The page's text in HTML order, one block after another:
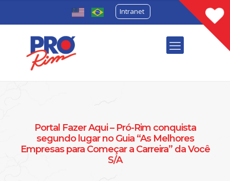
Intranet
Portal Fazer Aqui – Pró-Rim conquista
segundo lugar no Guia “As Melhores
Empresas para Começar a Carreira” da Você
S/A